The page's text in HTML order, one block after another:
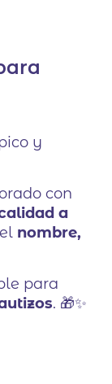
y
con
a
nombre,
para
. 🎁✨